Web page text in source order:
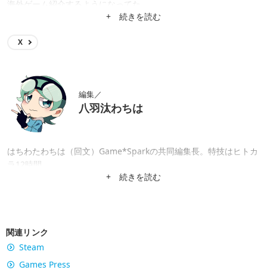
海外ゲーム紹介するようになってた。
+ 続きを読む
X
編集／
八羽汰わちは
はちわたわちは（回文）Game*Sparkの共同編集長。特技はヒトカ
ラ12時間。
+ 続きを読む
関連リンク
Steam
Games Press